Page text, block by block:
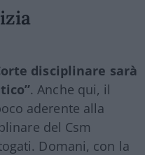
disciplinare sarà
. Anche qui, il
aderente alla
del Csm
Domani, con la